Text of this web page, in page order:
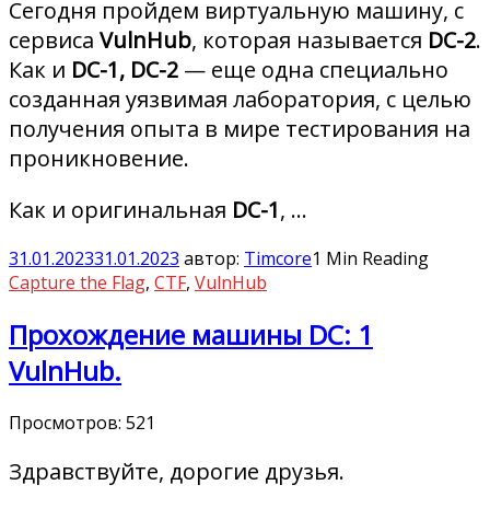
Сегодня пройдем виртуальную машину, с
сервиса VulnHub, которая называется DC-2.
Как и DC-1, DC-2 — еще одна специально
созданная уязвимая лаборатория, с целью
получения опыта в мире тестирования на
проникновение.
Как и оригинальная DC-1, …
31.01.202331.01.2023 автор: Timcore1 Min Reading
Capture the Flag, CTF, VulnHub
Прохождение машины DC: 1
VulnHub.
Просмотров: 521
Здравствуйте, дорогие друзья.